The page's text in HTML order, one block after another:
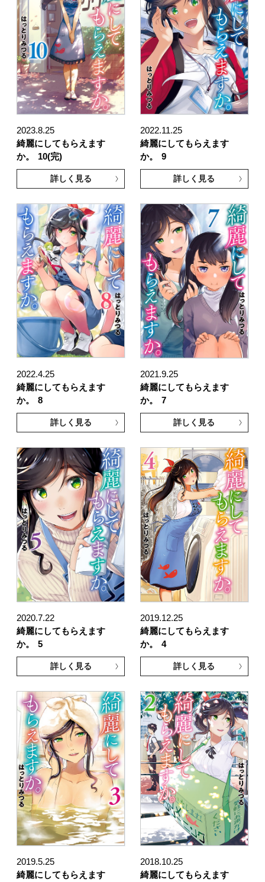
2023.8.25
綺麗にしてもらえます
か。
10(完)
詳しく見る
2022.11.25
綺麗にしてもらえます
か。
9
詳しく見る
2022.4.25
綺麗にしてもらえます
か。
8
詳しく見る
2021.9.25
綺麗にしてもらえます
か。
7
詳しく見る
2020.7.22
綺麗にしてもらえます
か。
5
詳しく見る
2019.12.25
綺麗にしてもらえます
か。
4
詳しく見る
2019.5.25
綺麗にしてもらえます
2018.10.25
綺麗にしてもらえます